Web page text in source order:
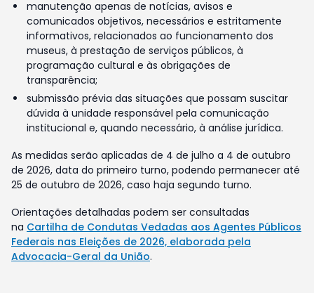
manutenção apenas de notícias, avisos e
comunicados objetivos, necessários e estritamente
informativos, relacionados ao funcionamento dos
museus, à prestação de serviços públicos, à
programação cultural e às obrigações de
transparência;
submissão prévia das situações que possam suscitar
dúvida à unidade responsável pela comunicação
institucional e, quando necessário, à análise jurídica.
As medidas serão aplicadas de 4 de julho a 4 de outubro
de 2026, data do primeiro turno, podendo permanecer até
25 de outubro de 2026, caso haja segundo turno.
Orientações detalhadas podem ser consultadas
na Cartilha de Condutas Vedadas aos Agentes Públicos
Federais nas Eleições de 2026, elaborada pela
Advocacia-Geral da União.